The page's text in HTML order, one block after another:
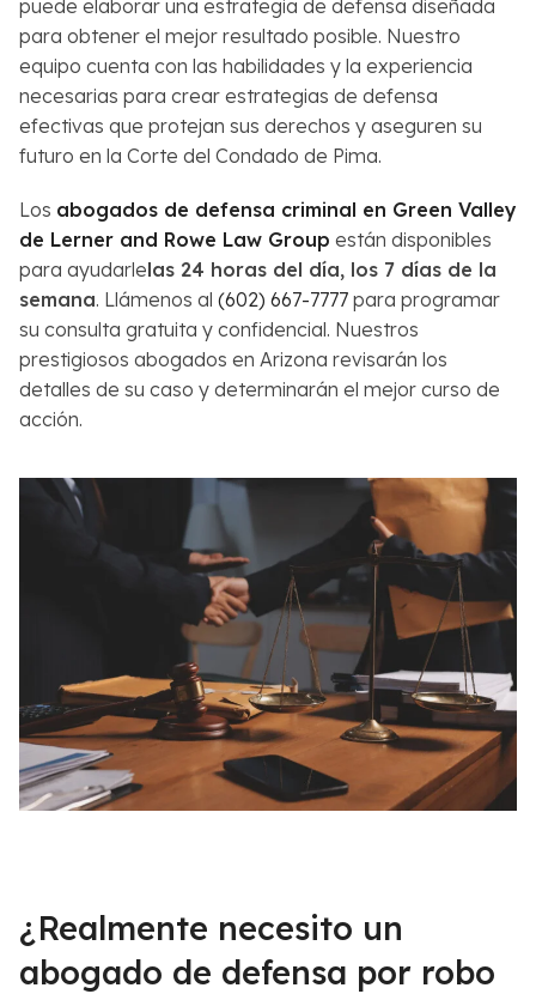
puede elaborar una estrategia de defensa diseñada
para obtener el mejor resultado posible. Nuestro
equipo cuenta con las habilidades y la experiencia
necesarias para crear estrategias de defensa
efectivas que protejan sus derechos y aseguren su
futuro en la Corte del Condado de Pima.
Los abogados de defensa criminal en Green Valley
de Lerner and Rowe Law Group están disponibles
para ayudarlelas 24 horas del día, los 7 días de la
semana. Llámenos al (602) 667-7777 para programar
su consulta gratuita y confidencial. Nuestros
prestigiosos abogados en Arizona revisarán los
detalles de su caso y determinarán el mejor curso de
acción.
¿Realmente necesito un
abogado de defensa por robo